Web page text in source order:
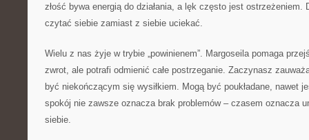
złość bywa energią do działania, a lęk często jest
czytać siebie zamiast z siebie uciekać.
Wielu z nas żyje w trybie „powinienem”. Margoseila pomaga
zwrot, ale potrafi odmienić całe postrzeganie. Zaczynasz
być niekończącym się wysiłkiem. Mogą być poukładane, nawet
spokój nie zawsze oznacza brak problemów – czasem oznacza
siebie.